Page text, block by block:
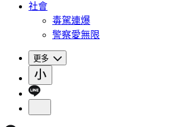
社會
毒駕連爆
警察愛無限
更多